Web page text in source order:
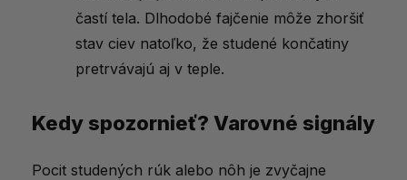
častí tela. Dlhodobé fajčenie môže zhoršiť
stav ciev natoľko, že studené končatiny
pretrvávajú aj v teple.
Kedy spozornieť? Varovné signály
Pocit studených rúk alebo nôh je zvyčajne